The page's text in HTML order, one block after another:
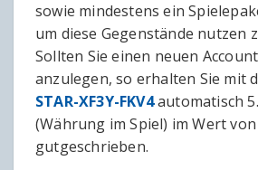
sowie mindestens ein
um diese Gegenstände nutzen
Sollten Sie einen neuen
anzulegen, so erhalten Sie mit
STAR-XF3Y-FKV4automatisch
(Währung im Spiel) im Wert von
gutgeschrieben.